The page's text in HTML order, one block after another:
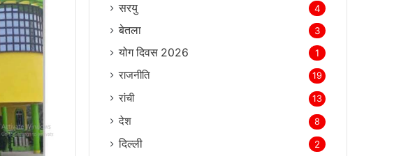
सरयु 4
बेतला 3
योग दिवस 2026 1
राजनीति 19
रांची 13
देश 8
दिल्‍ली 2